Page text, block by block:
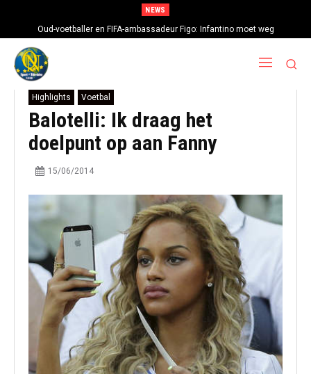
NEWS
Oud-voetballer en FIFA-ambassadeur Figo: Infantino moet weg
Highlights Voetbal
Balotelli: Ik draag het
doelpunt op aan Fanny
15/06/2014